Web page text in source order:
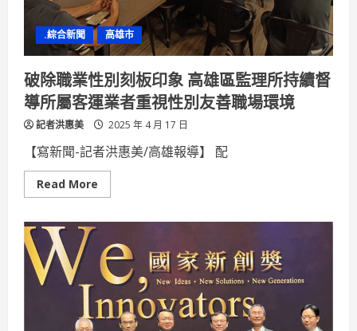
大
放
異
彩
.綜合新聞 高雄市
破除職業性別刻板印象 高雄區監理所持續督
導所屬客運業者重視性別友善職場環境
記者洪惠美 2025 年 4 月 17 日
【寫新聞-記者洪惠美/高雄報導】 配
Read More
more
業
性
別
刻
板
印
象